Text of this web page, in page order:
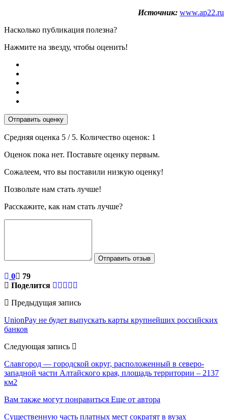
Источник: www.ap22.ru
Насколько публикация полезна?
Нажмите на звезду, чтобы оценить!
Отправить оценку
Средняя оценка 5 / 5. Количество оценок: 1
Оценок пока нет. Поставьте оценку первым.
Сожалеем, что вы поставили низкую оценку!
Позвольте нам стать лучше!
Расскажите, как нам стать лучше?
Отправить отзыв
0
79
Поделится
Предыдущая запись
UnionPay не будет выпускать карты крупнейших российских
банков
Следующая запись
Славгород — городской округ, расположенный в северо-
западной части Алтайского края, площадь территории – 2137
км2
Вам также могут понравиться Еще от автора
Существенную часть платных мест сократят в вузах